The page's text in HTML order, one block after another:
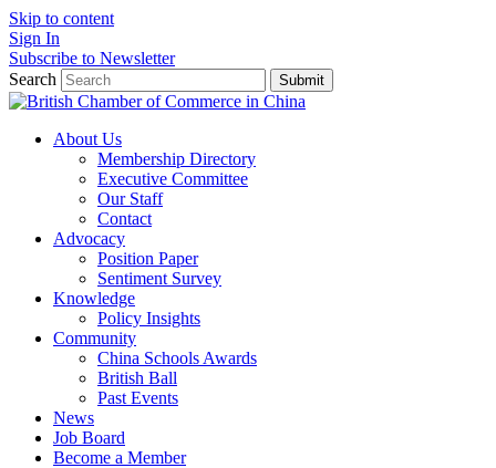
Skip to content
Sign In
Subscribe to Newsletter
Search
Submit
About Us
Membership Directory
Executive Committee
Our Staff
Contact
Advocacy
Position Paper
Sentiment Survey
Knowledge
Policy Insights
Community
China Schools Awards
British Ball
Past Events
News
Job Board
Become a Member